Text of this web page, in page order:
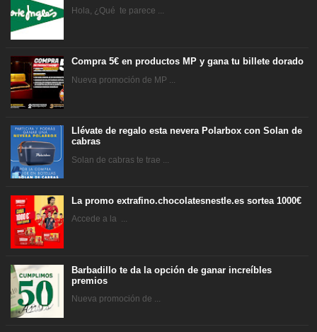
Hola, ¿Qué te parece ...
Compra 5€ en productos MP y gana tu billete dorado
Nueva promoción de MP ...
Llévate de regalo esta nevera Polarbox con Solan de
cabras
Solan de cabras te trae ...
La promo extrafino.chocolatesnestle.es sortea 1000€
Accede a la ...
Barbadillo te da la opción de ganar increíbles
premios
Nueva promoción de ...